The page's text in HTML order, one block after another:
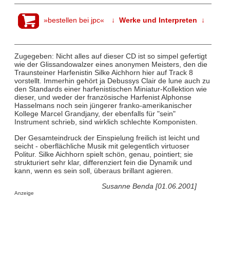
»bestellen bei jpc« ↓ Werke und Interpreten ↓
Zugegeben: Nicht alles auf dieser CD ist so simpel gefertigt
wie der Glissandowalzer eines anonymen Meisters, den die
Traunsteiner Harfenistin Silke Aichhorn hier auf Track 8
vorstellt. Immerhin gehört ja Debussys Clair de lune auch zu
den Standards einer harfenistischen Miniatur-Kollektion wie
dieser, und weder der französische Harfenist Alphonse
Hasselmans noch sein jüngerer franko-amerikanischer
Kollege Marcel Grandjany, der ebenfalls für "sein"
Instrument schrieb, sind wirklich schlechte Komponisten.
Der Gesamteindruck der Einspielung freilich ist leicht und
seicht - oberflächliche Musik mit gelegentlich virtuoser
Politur. Silke Aichhorn spielt schön, genau, pointiert; sie
strukturiert sehr klar, differenziert fein die Dynamik und
kann, wenn es sein soll, überaus brillant agieren.
Susanne Benda [01.06.2001]
Anzeige